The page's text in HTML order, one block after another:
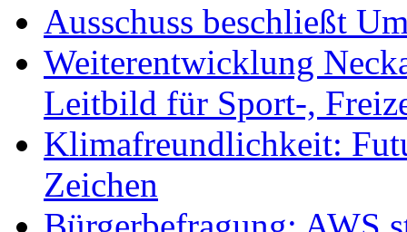
Ausschuss beschließt
Weiterentwicklung
Leitbild für Sport-,
Klimafreundlichkeit:
Zeichen